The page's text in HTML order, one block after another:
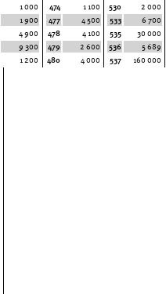
1 000
1 900
4 900
9 300
1 200
474
1 100
477
4 500
478
4 100
479
2 600
480
4 000
530
2 000
533
6 700
535
30 000
536
5 689
537
160 000